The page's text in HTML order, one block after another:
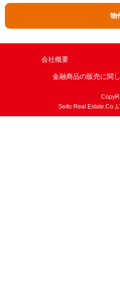
物
会社概要
金融商品の販売に関
Seito Real